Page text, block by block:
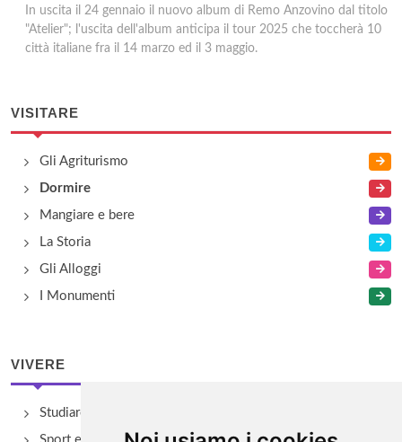
In uscita il 24 gennaio il nuovo album di Remo Anzovino dal titolo
"Atelier"; l'uscita dell'album anticipa il tour 2025 che toccherà 10
città italiane fra il 14 marzo ed il 3 maggio.
VISITARE
Gli Agriturismo
Dormire
Mangiare e bere
La Storia
Gli Alloggi
I Monumenti
VIVERE
Studiare